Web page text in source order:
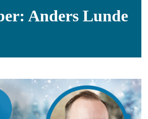
Anders Lunde